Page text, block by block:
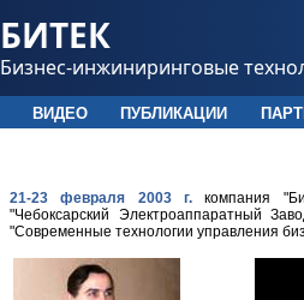
21-23 февраля 2003 г. компания
"Чебоксарский Электроаппаратный
"Современные технологии управления
БИТЕК
Бизнес-инжиниринговые
ВИДЕО ПУБЛИКАЦИИ